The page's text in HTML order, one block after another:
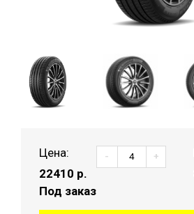
Цена:
22410 р.
Под заказ
- +